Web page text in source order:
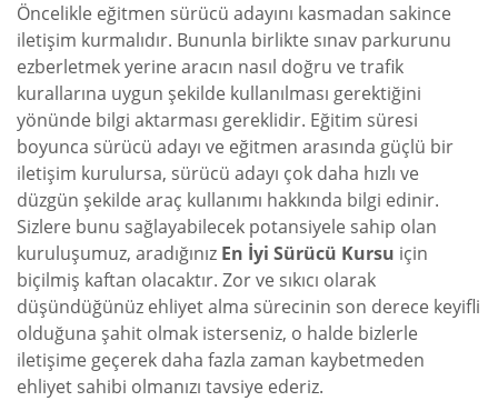
Öncelikle eğitmen sürücü adayını kasmadan sakince
iletişim kurmalıdır. Bununla birlikte sınav parkurunu
ezberletmek yerine aracın nasıl doğru ve trafik
kurallarına uygun şekilde kullanılması gerektiğini
yönünde bilgi aktarması gereklidir. Eğitim süresi
boyunca sürücü adayı ve eğitmen arasında güçlü bir
iletişim kurulursa, sürücü adayı çok daha hızlı ve
düzgün şekilde araç kullanımı hakkında bilgi edinir.
Sizlere bunu sağlayabilecek potansiyele sahip olan
kuruluşumuz, aradığınız En İyi Sürücü Kursu için
biçilmiş kaftan olacaktır. Zor ve sıkıcı olarak
düşündüğünüz ehliyet alma sürecinin son derece keyifli
olduğuna şahit olmak isterseniz, o halde bizlerle
iletişime geçerek daha fazla zaman kaybetmeden
ehliyet sahibi olmanızı tavsiye ederiz.